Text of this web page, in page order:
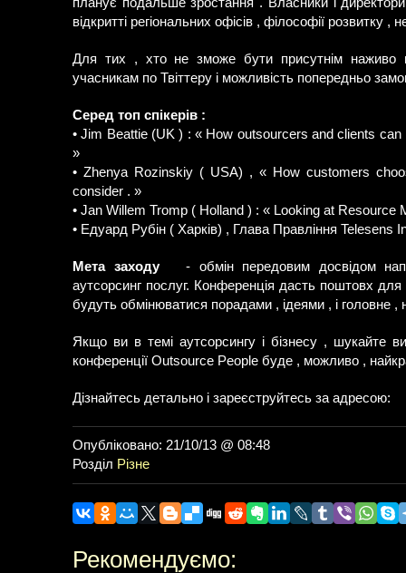
відкритті регіональних офісів , філософії розвитку ,
Для тих , хто не зможе бути присутнім наживо
учасникам по Твіттеру і можливість попередньо
Серед топ спікерів :
• Jim Beattie (UK ) : « How outsourcers and clients
»
• Zhenya Rozinskiy ( USA) , « How customers
consider . »
• Jan Willem Tromp ( Holland ) : « Looking at
• Едуард Рубін ( Харків) , Глава Правління Telesens
Мета заходу
- обмін передовим досвідом
аутсорсинг послуг. Конференція дасть поштовх для
будуть обмінюватися порадами , ідеями , і головне
Якщо ви в темі аутсорсингу і бізнесу , шукайте
конференції Outsource People буде , можливо ,
Дізнайтесь детально і зареєструйтесь за адресою:
Опубліковано: 21/10/13 @ 08:48
Розділ Різне
Рекомендуємо: